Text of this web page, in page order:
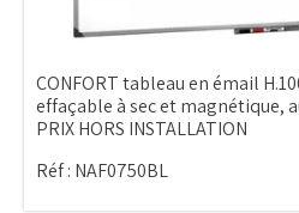
CONFORT tableau en émail
effaçable à sec et magnétique,
PRIX HORS INSTALLATION
Réf : NAF0750BL